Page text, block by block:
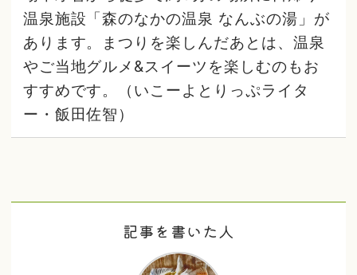
温泉施設「森のなかの温泉 なんぶの湯」が
あります。まつりを楽しんだあとは、温泉
やご当地グルメ&スイーツを楽しむのもお
すすめです。（いこーよとりっぷライタ
ー・飯田佐智）
記事を書いた人